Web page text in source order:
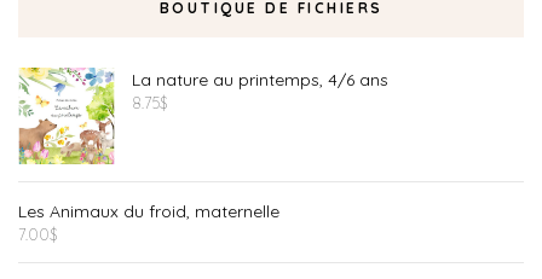
BOUTIQUE DE FICHIERS
La nature au printemps, 4/6 ans
8.75$
Les Animaux du froid, maternelle
7.00$